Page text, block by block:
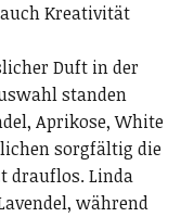
Kreativität
Duft in der
standen
Aprikose, White
sorgfältig die
drauflos. Linda
während